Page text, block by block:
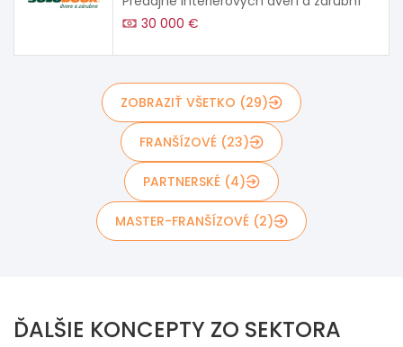
30 000 €
ZOBRAZIŤ VŠETKO (29)
FRANŠÍZOVÉ (23)
PARTNERSKÉ (4)
MASTER-FRANŠÍZOVÉ (2)
ĎALŠIE KONCEPTY ZO SEKTORA